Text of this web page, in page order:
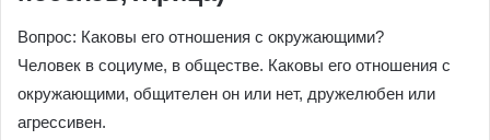
Вопрос: Каковы его отношения с окружающими?
Человек в социуме, в обществе. Каковы его отношения с
окружающими, общителен он или нет, дружелюбен или
агрессивен.